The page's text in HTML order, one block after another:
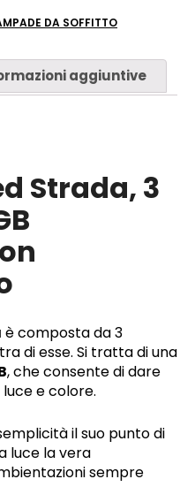
DA SOFFITTO
aggiuntive
Strada, 3
è composta da 3
di esse. Si tratta di una
, che consente di dare
e colore.
il suo punto di
luce la vera
sempre